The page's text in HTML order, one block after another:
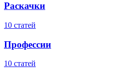
Раскачки
10 статей
Профессии
10 статей